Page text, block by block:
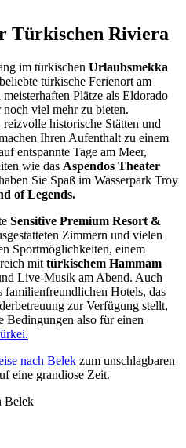
Türkischen Riviera
im türkischen Urlaubsmekka
türkische Ferienort am
Plätze als Eldorado
viel mehr zu bieten.
reizvolle historische Stätten und
Ihren Aufenthalt zu einem
entspannte Tage am Meer,
wie das Aspendos Theater
Sie Spaß im Wasserpark Troy
of Legends.
Sensitive Premium Resort &
Zimmern und vielen
Sportmöglichkeiten, einem
mit türkischem Hammam
Live-Musik am Abend. Auch
familienfreundlichen Hotels, das
zur Verfügung stellt,
Bedingungen also für einen
nach Belek zum unschlagbaren
eine grandiose Zeit.
Belek